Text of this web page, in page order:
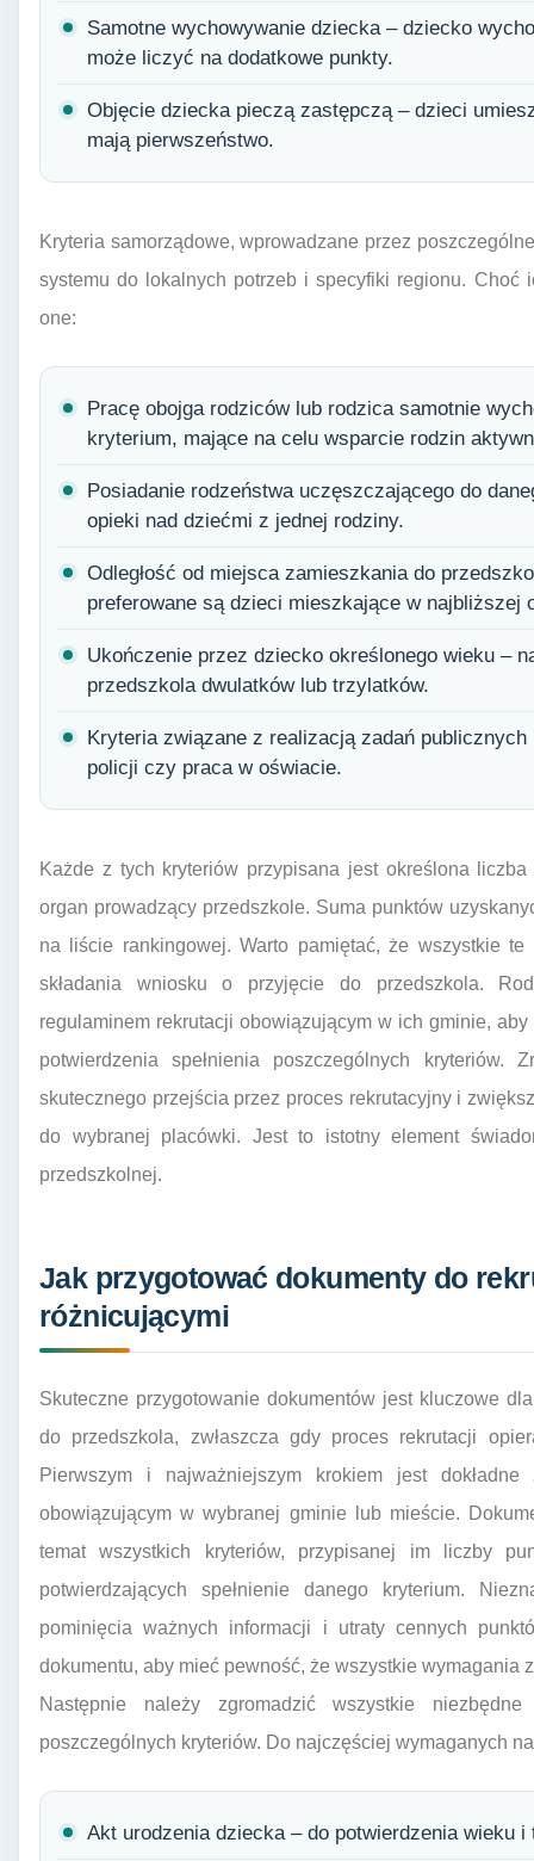
Samotne wychowywanie dziecka – dziecko
może liczyć na dodatkowe punkty.
Objęcie dziecka pieczą zastępczą – dzieci
mają pierwszeństwo.
Kryteria samorządowe, wprowadzane przez
systemu do lokalnych potrzeb i specyfiki regionu. Choć
one:
Pracę obojga rodziców lub rodzica samotnie
kryterium, mające na celu wsparcie rodzin
Posiadanie rodzeństwa uczęszczającego do
opieki nad dziećmi z jednej rodziny.
Odległość od miejsca zamieszkania do
preferowane są dzieci mieszkające w najbliższej
Ukończenie przez dziecko określonego wieku –
przedszkola dwulatków lub trzylatków.
Kryteria związane z realizacją zadań
policji czy praca w oświacie.
Każde z tych kryteriów przypisana jest określona
organ prowadzący przedszkole. Suma punktów
na liście rankingowej. Warto pamiętać, że wszystkie
składania wniosku o przyjęcie do przedszkola.
regulaminem rekrutacji obowiązującym w ich gminie,
potwierdzenia spełnienia poszczególnych
skutecznego przejścia przez proces rekrutacyjny i
do wybranej placówki. Jest to istotny element
przedszkolnej.
Jak przygotować dokumenty do
różnicującymi
Skuteczne przygotowanie dokumentów jest kluczowe
do przedszkola, zwłaszcza gdy proces rekrutacji
Pierwszym i najważniejszym krokiem jest
obowiązującym w wybranej gminie lub mieście.
temat wszystkich kryteriów, przypisanej im liczby
potwierdzających spełnienie danego kryterium.
pominięcia ważnych informacji i utraty cennych
dokumentu, aby mieć pewność, że wszystkie wymagania
Następnie należy zgromadzić wszystkie
poszczególnych kryteriów. Do najczęściej wymaganych
Akt urodzenia dziecka – do potwierdzenia wieku i